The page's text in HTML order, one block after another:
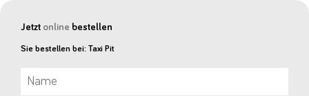
Jetzt online bestellen
Sie bestellen bei: Taxi Pit